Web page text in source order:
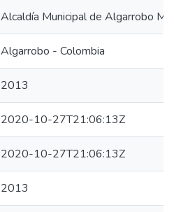
Alcaldía Municipal de Algarrobo
Algarrobo - Colombia
2013
2020-10-27T21:06:13Z
2020-10-27T21:06:13Z
2013